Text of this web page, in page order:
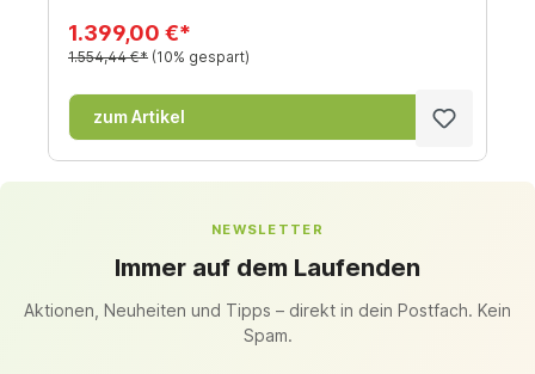
1.399,00 €*
1.554,44 €* (10% gespart)
zum Artikel
NEWSLETTER
Immer auf dem Laufenden
Aktionen, Neuheiten und Tipps – direkt in dein Postfach. Kein
Spam.